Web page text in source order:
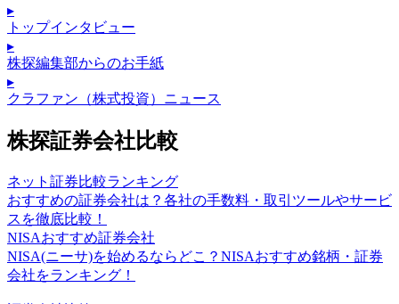
▸
トップインタビュー
▸
株探編集部からのお手紙
▸
クラファン（株式投資）ニュース
株探証券会社比較
ネット証券比較ランキング
おすすめの証券会社は？各社の手数料・取引ツールやサービ
スを徹底比較！
NISAおすすめ証券会社
NISA(ニーサ)を始めるならどこ？NISAおすすめ銘柄・証券
会社をランキング！